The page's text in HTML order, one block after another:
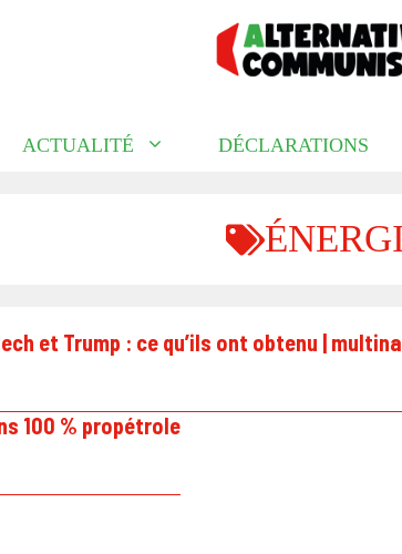
ACTUALITÉ DÉCLARATIONS
et Trump : ce qu’ils ont obtenu |
100 % propétrole